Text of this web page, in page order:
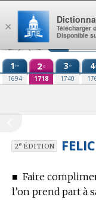
Aller au contenu
1re
1694
2e
1718
3e
1740
4
2eÉDITION
■ Faire
l’on prend part à
×
Télécharger
Disponible